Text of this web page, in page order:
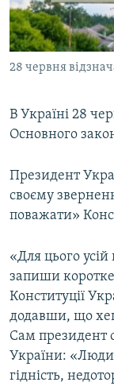
ВІДЕОУРОКИ
СВІДЧЕННЯ
УКРАЇНСЬКА
Русский
Qırımtatar
Усі сайти
28 червня
В Україні 28
Основного
Президент
своєму
поважати»
«Для цього
запиши коротке
Конституції
додавши, що
Сам президент
України:
гідність,